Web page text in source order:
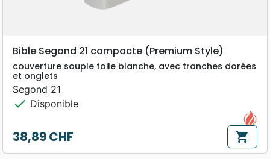
Bible Segond 21 compacte (Premium Style)
couverture souple toile blanche, avec tranches dorées
et onglets
Segond 21
check Disponible
Prix
38,89 CHF shopping_cart